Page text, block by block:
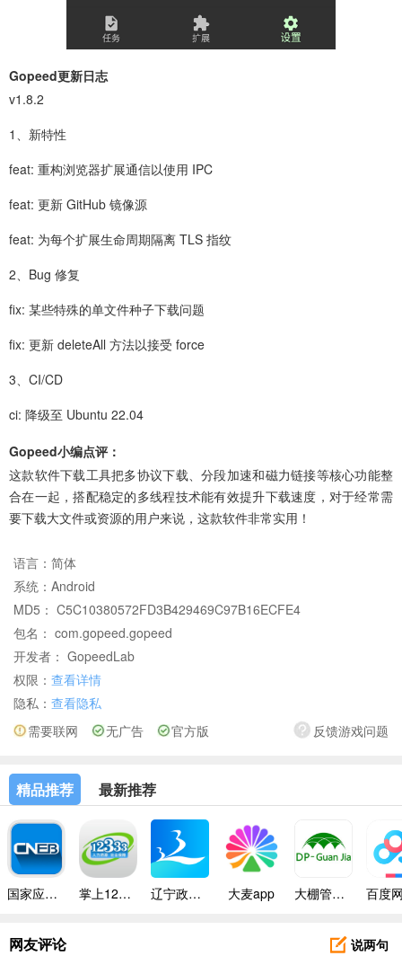
Gopeed更新日志
v1.8.2
1、新特性
feat: 重构浏览器扩展通信以使用 IPC
feat: 更新 GitHub 镜像源
feat: 为每个扩展生命周期隔离 TLS 指纹
2、Bug 修复
fix: 某些特殊的单文件种子下载问题
fix: 更新 deleteAll 方法以接受 force
3、CI/CD
ci: 降级至 Ubuntu 22.04
Gopeed小编点评：
这款软件下载工具把多协议下载、分段加速和磁力链接等核心功能整
合在一起，搭配稳定的多线程技术能有效提升下载速度，对于经常需
要下载大文件或资源的用户来说，这款软件非常实用！
语言： 简体
系统： Android
MD5： C5C10380572FD3B429469C97B16ECFE4
包名： com.gopeed.gopeed
开发者： GopeedLab
权限： 查看详情
隐私： 查看隐私
反馈游戏问题
需要联网 无广告 官方版
精品推荐 最新推荐
国家应急广播app 掌上12333 辽宁政务服务app 大麦app 大棚管家app
网友评论 说两句